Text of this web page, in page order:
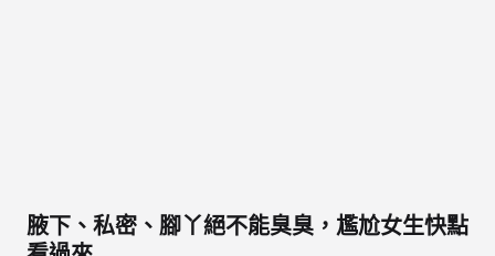
腋下、私密、腳丫絕不能臭臭，尷尬女生快點